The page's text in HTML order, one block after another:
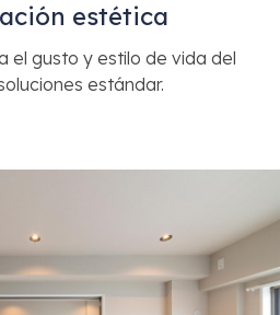
estética
el gusto y estilo de vida del
estándar.